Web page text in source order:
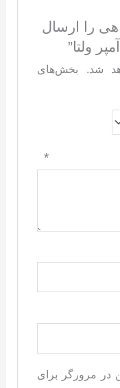
را ارسال
شد.
بخش‌های
*
در مرورگر برای